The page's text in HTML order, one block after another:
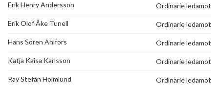
Erik Henry Andersson Ordinarie ledamot
Erik Olof Åke Tunell Ordinarie ledamot
Hans Sören Ahlfors Ordinarie ledamot
Katja Kaisa Karlsson Ordinarie ledamot
Ray Stefan Holmlund Ordinarie ledamot